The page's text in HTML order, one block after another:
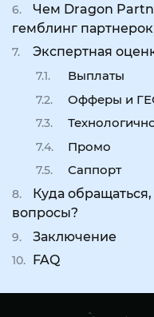
Чем Dragon
гемблинг партнерок
Экспертная
Выплаты
Офферы и
Промо
Саппорт
Куда
вопросы?
Заключение
FAQ